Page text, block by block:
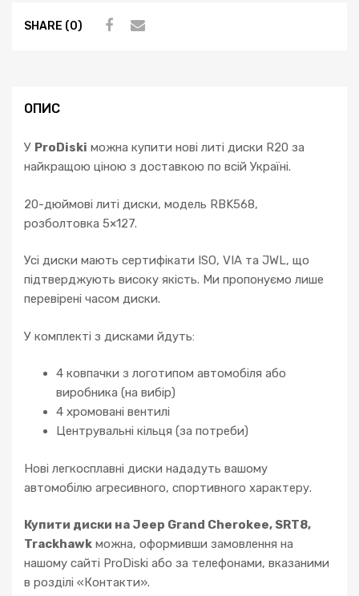
SHARE (0)
ОПИС
У ProDiski можна купити нові литі диски R20 за
найкращою ціною з доставкою по всій Україні.
20-дюймові литі диски, модель RBK568,
розболтовка 5×127.
Усі диски мають сертифікати ISO, VIA та JWL, що
підтверджують високу якість. Ми пропонуємо лише
перевірені часом диски.
У комплекті з дисками йдуть:
4 ковпачки з логотипом автомобіля або
виробника (на вибір)
4 хромовані вентилі
Центрувальні кільця (за потреби)
Нові легкосплавні диски нададуть вашому
автомобілю агресивного, спортивного характеру.
Купити диски на Jeep Grand Cherokee, SRT8,
Trackhawk можна, оформивши замовлення на
нашому сайті ProDiski або за телефонами, вказаними
в розділі «Контакти».